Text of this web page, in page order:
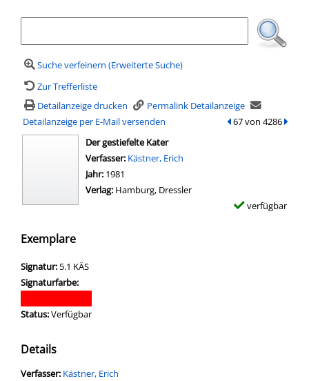
Suche verfeinern (Erweiterte Suche)
Zur Trefferliste
Detailanzeige drucken
Permalink Detailanzeige
Detailanzeige per E-Mail versenden
zum vorherigen
67 von 4286zum
wird in neuem Tab geöffnet
Der gestiefelte Kater
Verfasser: Suche nach diesem Verfasser
Kästner, Erich
Jahr: 1981
Verlag: Hamburg, Dressler
verfügbar
Exemplare
Signatur: 5.1 KÄS
Signaturfarbe:
Status:Verfügbar
Details
Verfasser: Suche nach diesem Verfasser
Kästner, Erich